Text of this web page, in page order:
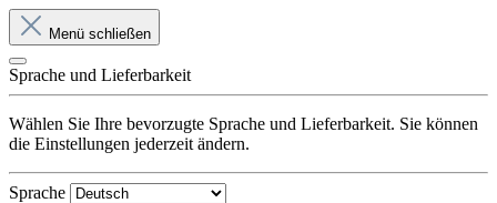
Menü schließen
Sprache und Lieferbarkeit
Wählen Sie Ihre bevorzugte Sprache und Lieferbarkeit. Sie können
die Einstellungen jederzeit ändern.
Sprache